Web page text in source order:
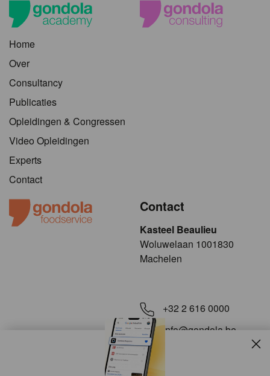
Home
Over
Consultancy
Publicaties
Opleidingen & Congressen
Video Opleidingen
Experts
Contact
Contact
Kasteel Beaulieu
​​​Woluwelaan 1001830
Machelen
+32 2 616 0000
info@gondola.be
Volg ons op